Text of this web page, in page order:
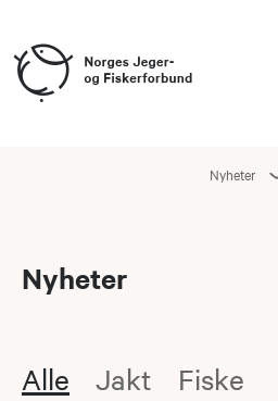
Nyheter
Nyheter
Alle Jakt Fiske